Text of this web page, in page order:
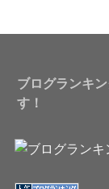
ブログランキ
す！